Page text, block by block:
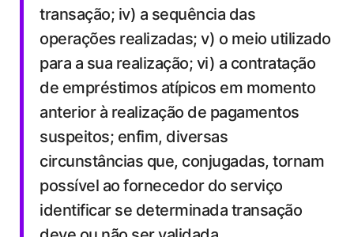
transação; iv) a sequência das
operações realizadas; v) o meio utilizado
para a sua realização; vi) a contratação
de empréstimos atípicos em momento
anterior à realização de pagamentos
suspeitos; enfim, diversas
circunstâncias que, conjugadas, tornam
possível ao fornecedor do serviço
identificar se determinada transação